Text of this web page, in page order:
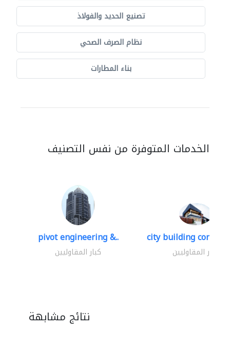
تصنيع الحديد والفولاذ
نظام الصرف الصحي
بناء المطارات
الخدمات المتوفرة من نفس التصنيف
pivot engineering &..
كبار المقاوليين
city building
كبار المقاوليين
نتائج مشابهة